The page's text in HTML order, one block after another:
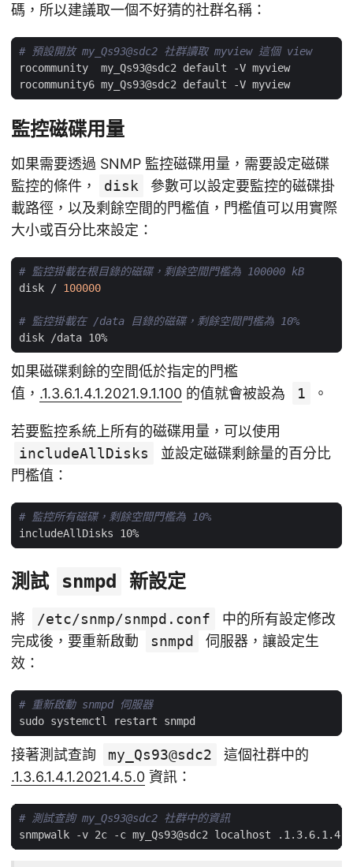
碼，所以建議取一個不好猜的社群名稱：
# 預設開放 my_Qs93@sdc2 社群讀取 myview 這個 view
監控磁碟用量
如果需要透過 SNMP 監控磁碟用量，需要設定磁碟
監控的條件，
disk
參數可以設定要監控的磁碟掛
載路徑，以及剩餘空間的門檻值，門檻值可以用實際
大小或百分比來設定：
# 監控掛載在根目錄的磁碟，剩餘空間門檻為 100000 kB
disk / 100000
# 監控掛載在 /data 目錄的磁碟，剩餘空間門檻為 10%
如果磁碟剩餘的空間低於指定的門檻
值， .1.3.6.1.4.1.2021.9.1.100 的值就會被設為 1 。
若要監控系統上所有的磁碟用量，可以使用
includeAllDisks
並設定磁碟剩餘量的百分比
門檻值：
# 監控所有磁碟，剩餘空間門檻為 10%
測試 snmpd 新設定
將 /etc/snmp/snmpd.conf
中的所有設定修改
完成後，要重新啟動
snmpd
伺服器，讓設定生
效：
# 重新啟動 snmpd 伺服器
接著測試查詢 my_Qs93@sdc2
這個社群中的
.1.3.6.1.4.1.2021.4.5.0 資訊：
# 測試查詢 my_Qs93@sdc2 社群中的資訊